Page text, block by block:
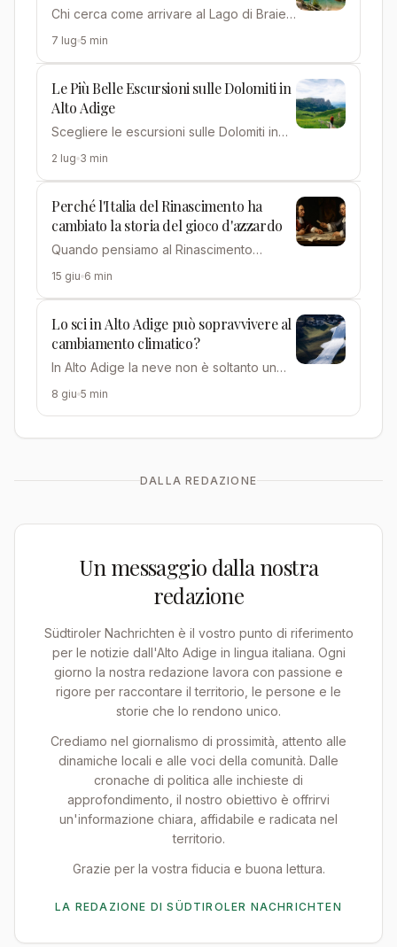
Chi cerca come arrivare al Lago di Braies
guidare: questo spec…
7 lug 5 min
Le Più Belle Escursioni sulle Dolomiti in
Alto Adige
Scegliere le escursioni sulle Dolomiti in
della scelta: cime …
2 lug 3 min
Perché l'Italia del Rinascimento ha
cambiato la storia del gioco d'azzardo
Quando pensiamo al Rinascimento
banchieri e poeti. Raramen…
15 giu 6 min
Lo sci in Alto Adige può sopravvivere al
cambiamento climatico?
In Alto Adige la neve non è soltanto un
economico, un elemento…
8 giu 5 min
DALLA REDAZIONE
Un messaggio dalla nostra
redazione
Südtiroler Nachrichten è il vostro punto di riferimento
per le notizie dall'Alto Adige in lingua italiana. Ogni
giorno la nostra redazione lavora con passione e
rigore per raccontare il territorio, le persone e le
storie che lo rendono unico.
Crediamo nel giornalismo di prossimità, attento alle
dinamiche locali e alle voci della comunità. Dalle
cronache di politica alle inchieste di
approfondimento, il nostro obiettivo è offrirvi
un'informazione chiara, affidabile e radicata nel
territorio.
Grazie per la vostra fiducia e buona lettura.
LA REDAZIONE DI SÜDTIROLER NACHRICHTEN